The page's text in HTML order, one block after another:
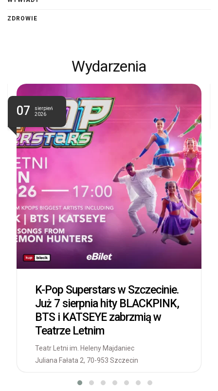
ZDROWIE
Wydarzenia
07
sierpień
2026
K-Pop Superstars w Szczecinie.
Już 7 sierpnia hity BLACKPINK,
BTS i KATSEYE zabrzmią w
Teatrze Letnim
Teatr Letni im. Heleny Majdaniec
Juliana Fałata 2, 70-953 Szczecin